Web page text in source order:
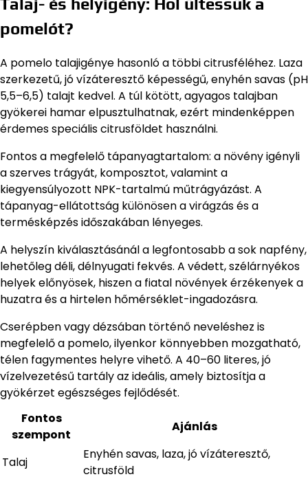
Talaj- és helyigény: Hol ültessük a
pomelót?
A pomelo talajigénye hasonló a többi citrusféléhez. Laza
szerkezetű, jó vízáteresztő képességű, enyhén savas (pH
5,5–6,5) talajt kedvel. A túl kötött, agyagos talajban
gyökerei hamar elpusztulhatnak, ezért mindenképpen
érdemes speciális citrusföldet használni.
Fontos a megfelelő tápanyagtartalom: a növény igényli
a szerves trágyát, komposztot, valamint a
kiegyensúlyozott NPK-tartalmú műtrágyázást. A
tápanyag-ellátottság különösen a virágzás és a
termésképzés időszakában lényeges.
A helyszín kiválasztásánál a legfontosabb a sok napfény,
lehetőleg déli, délnyugati fekvés. A védett, szélárnyékos
helyek előnyösek, hiszen a fiatal növények érzékenyek a
huzatra és a hirtelen hőmérséklet-ingadozásra.
Cserépben vagy dézsában történő neveléshez is
megfelelő a pomelo, ilyenkor könnyebben mozgatható,
télen fagymentes helyre vihető. A 40–60 literes, jó
vízelvezetésű tartály az ideális, amely biztosítja a
gyökérzet egészséges fejlődését.
Fontos
szempont
Ajánlás
Talaj
Enyhén savas, laza, jó vízáteresztő,
citrusföld